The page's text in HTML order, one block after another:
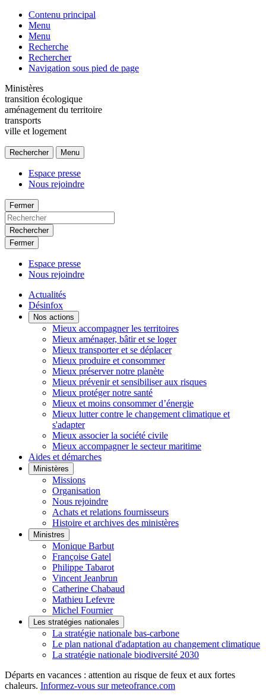
Contenu principal
Menu
Menu
Recherche
Rechercher
Navigation sous pied de page
Ministères
transition écologique
aménagement du territoire
transports
ville et logement
Rechercher Menu
Espace presse
Nous rejoindre
Fermer
Rechercher
Fermer
Espace presse
Nous rejoindre
Actualités
Désinfox
Nos actions
Mieux accompagner les territoires
Mieux aménager, bâtir et se loger
Mieux transporter et se déplacer
Mieux produire et consommer
Mieux préserver notre planète
Mieux prévenir et sensibiliser aux risques
Mieux protéger notre santé
Mieux et moins consommer d’énergie
Mieux lutter contre le changement climatique et
s'adapter
Mieux associer la société civile
Mieux accompagner le secteur maritime
Aides et démarches
Ministères
Missions
Organisation
Nous rejoindre
Achats et relations fournisseurs
Histoire et archives des ministères
Ministres
Monique Barbut
Françoise Gatel
Philippe Tabarot
Vincent Jeanbrun
Catherine Chabaud
Mathieu Lefevre
Michel Fournier
Les stratégies nationales
La stratégie nationale bas-carbone
Le plan national d'adaptation au changement climatique
La stratégie nationale biodiversité 2030
Départs en vacances : attention au risque de feux et aux fortes
chaleurs. Informez-vous sur meteofrance.com